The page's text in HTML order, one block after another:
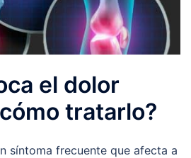
el dolor
tratarlo?
síntoma frecuente que afecta a